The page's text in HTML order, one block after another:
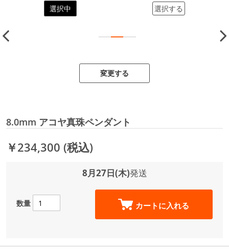
選択中
選択する
変更する
8.0mm アコヤ真珠ペンダント
￥234,300 (税込)
8月27日(木)発送
数量 カートに入れる